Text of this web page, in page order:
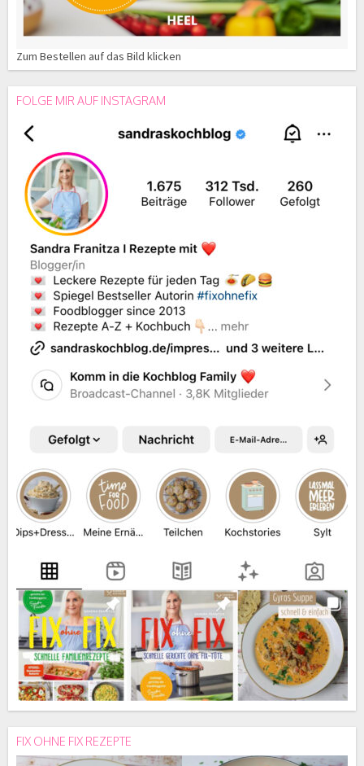
Zum Bestellen auf das Bild klicken
FOLGE MIR AUF INSTAGRAM
FIX OHNE FIX REZEPTE